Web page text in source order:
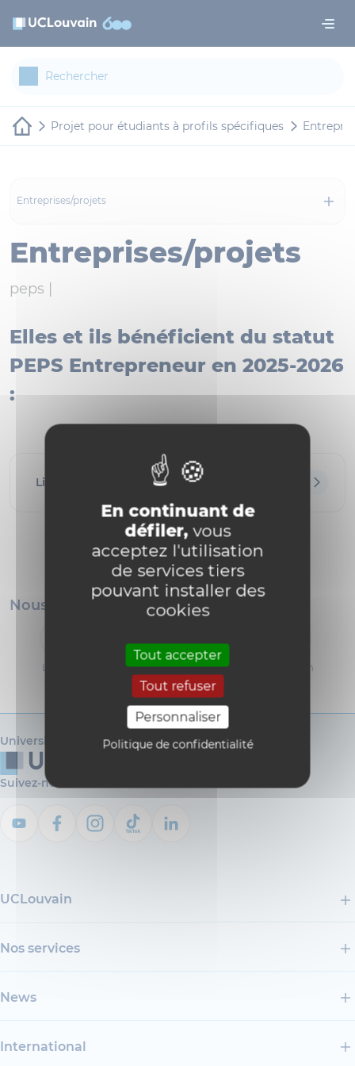
En continuant de
défiler,vous
acceptez l'utilisation
de services tiers
pouvant installer des
cookies
Tout accepter
Tout refuser
Personnaliser
Politique de confidentialité
Projet pour étudiants à profils spécifiques
Entreprises/projets
Entreprises/projets
peps |
Elles et ils bénéficient du statut
PEPS Entrepreneur en 2025-2026
:
Liste des projets et étudiant·es
Nous suivre
Linkedin Facebook Instagram
Université catholique de Louvain
Suivez-nous
UCLouvain
Nos services
News
International